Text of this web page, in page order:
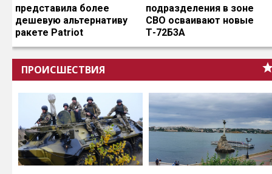
представила более
дешевую альтернативу
ракете Patriot
подразделения в зоне
СВО осваивают новые
Т-72Б3А
ПРОИСШЕСТВИЯ